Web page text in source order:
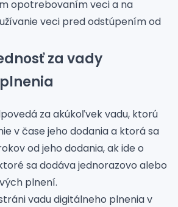
opotrebovaním veci a na
veci pred odstúpením od
za vady
za akúkoľvek vadu, ktorú
v čase jeho dodania a ktorá sa
od jeho dodania, ak ide o
sa dodáva jednorazovo alebo
plnení.
vadu digitálneho plnenia v